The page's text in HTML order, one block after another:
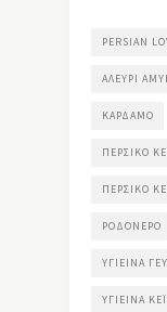
PERSIAN
ΑΛΕΎΡΙ
ΚΆΡΔΑΜΟ
ΠΕΡΣΙΚΌ
ΠΕΡΣΙΚΌ
ΡΟΔΌΝΕΡΟ
ΥΓΙΕΙΝΆ
ΥΓΙΕΙΝΆ